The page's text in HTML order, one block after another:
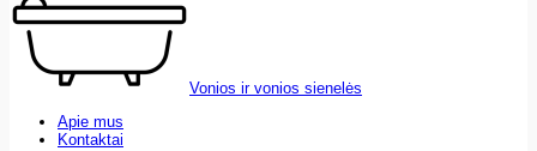
Vonios ir vonios sienelės
Apie mus
Kontaktai